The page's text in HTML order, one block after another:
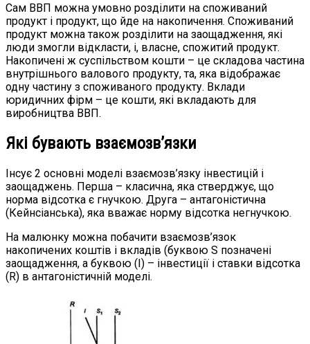
Сам ВВП можна умовно розділити на споживаний
продукт і продукт, що йде на накопичення. Споживаний
продукт можна також розділити на заощадження, які
люди змогли відкласти, і, власне, спожитий продукт.
Накопичені ж суспільством кошти – це складова частина
внутрішнього валового продукту, та, яка відображає
одну частину з споживаного продукту. Вклади
юридичних фірм – це кошти, які вкладають для
виробництва ВВП.
Які бувають взаємозв’язки
Інсує 2 основні моделі взаємозв’язку інвестицій і
заощаджень. Перша – класична, яка стверджує, що
норма відсотка є гнучкою. Друга – антагоністична
(Кейнсіанська), яка вважає норму відсотка негнучкою.
На малюнку можна побачити взаємозв’язок
накопичених коштів і вкладів (буквою S позначені
заощадження, а буквою (I) – інвестиції і ставки відсотка
(R) в антагоністичній моделі.